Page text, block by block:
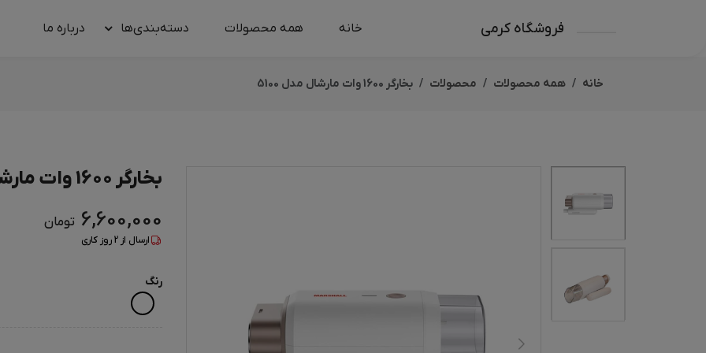
فروشگاه کرمی خانه همه محصولات دسته‌بندی‌ها درباره‌ ما
خانه همه محصولات محصولات بخارگر 1600 وات مارشال مدل 5100
بخارگر 1600 وات مارشال مدل 5100
6,600,000 تومان
ارسال از 2روز کاری
رنگ